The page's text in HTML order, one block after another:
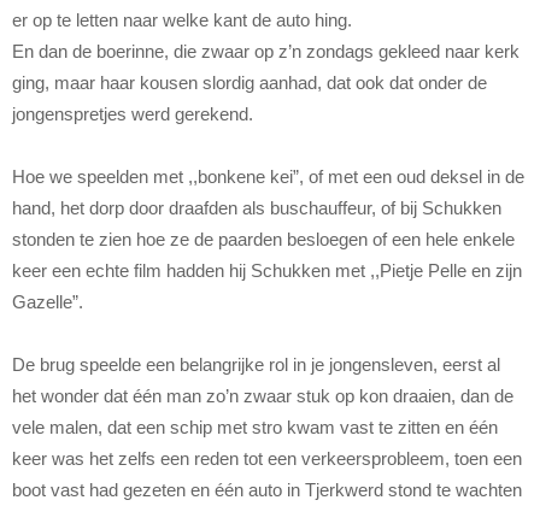
er op te letten naar welke kant de auto hing.
En dan de boerinne, die zwaar op z’n zondags gekleed naar kerk
ging, maar haar kousen slordig aanhad, dat ook dat onder de
jongenspretjes werd gerekend.
Hoe we speelden met ,,bonkene kei”, of met een oud deksel in de
hand, het dorp door draafden als buschauffeur, of bij Schukken
stonden te zien hoe ze de paarden besloegen of een hele enkele
keer een echte film hadden hij Schukken met ,,Pietje Pelle en zijn
Gazelle”.
De brug speelde een belangrijke rol in je jongensleven, eerst al
het wonder dat één man zo’n zwaar stuk op kon draaien, dan de
vele malen, dat een schip met stro kwam vast te zitten en één
keer was het zelfs een reden tot een verkeersprobleem, toen een
boot vast had gezeten en één auto in Tjerkwerd stond te wachten